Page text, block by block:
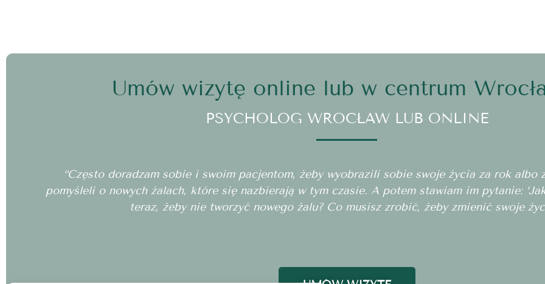
Umów wizytę online lub w centrum
PSYCHOLOG WROCŁAW LUB ONLINE
“Często doradzam sobie i swoim pacjentom, żeby wyobrazili sobie swoje życia za rok albo
pomyśleli o nowych żalach, które się nazbierają w tym czasie. A potem stawiam im pytanie:
teraz, żeby nie tworzyć nowego żalu? Co musisz zrobić, żeby zmienić swoje